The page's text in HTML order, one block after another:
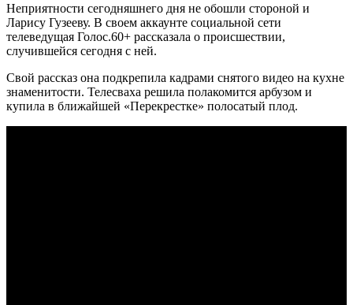
Неприятности сегодняшнего дня не обошли стороной и
Ларису Гузееву. В своем аккаунте социальной сети
телеведущая Голос.60+ рассказала о происшествии,
случившейся сегодня с ней.
Свой рассказ она подкрепила кадрами снятого видео на кухне
знаменитости. Телесваха решила полакомится арбузом и
купила в ближайшей «Перекрестке» полосатый плод.